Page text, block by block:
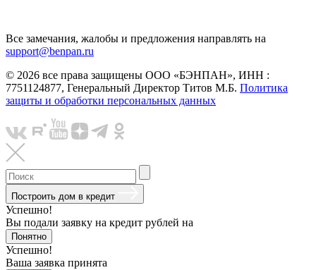
Все замечания, жалобы и предложения направлять на
support@benpan.ru
© 2026 все права защищены ООО «БЭНПАН», ИНН :
7751124877, Генеральный Директор Титов М.Б. Политика
защиты и обработки персональных данных
Построить дом в кредит
Успешно!
Вы подали заявку на кредит рублей на
Понятно
Успешно!
Ваша заявка принята